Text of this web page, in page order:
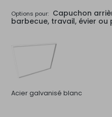
Options pour: Capuchon
barbecue, travail, évier ou
Acier galvanisé blanc